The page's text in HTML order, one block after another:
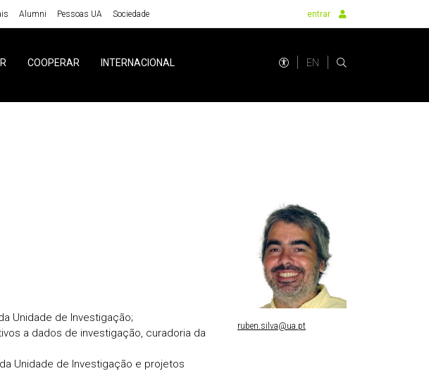
Alumni Pessoas UA Sociedade entrar
COOPERAR INTERNACIONAL EN
Unidade de Investigação;
a dados de investigação, curadoria da
Unidade de Investigação e projetos
ruben.silva@ua.pt